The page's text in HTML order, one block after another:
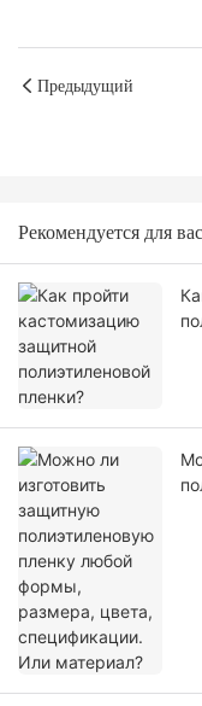
Предыдущий
Рекомендуется для вас